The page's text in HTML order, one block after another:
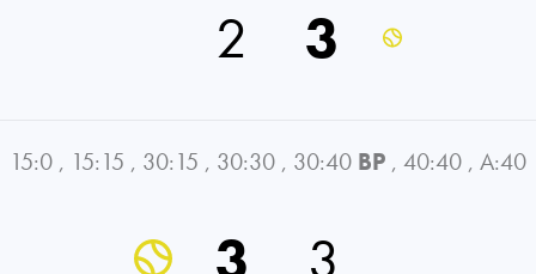
2 3
15:0 , 15:15 , 30:15 , 30:30 , 30:40 BP , 40:40 , A:40
3 3